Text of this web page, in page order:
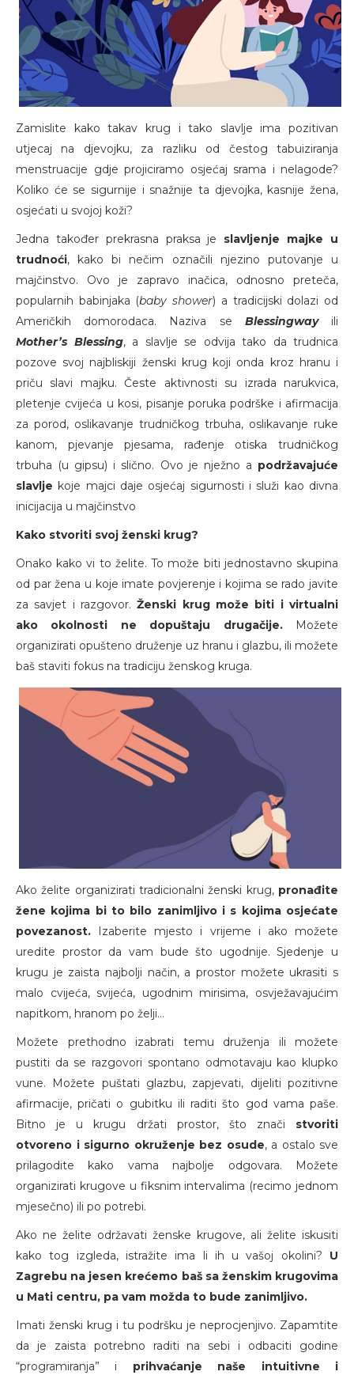
Zamislite kako takav krug i tako slavlje ima pozitivan
utjecaj na djevojku, za razliku od čestog tabuiziranja
menstruacije gdje projiciramo osjećaj srama i nelagode?
Koliko će se sigurnije i snažnije ta djevojka, kasnije žena,
osjećati u svojoj koži?
Jedna također prekrasna praksa je slavljenje majke u
trudnoći, kako bi nečim označili njezino putovanje u
majčinstvo. Ovo je zapravo inačica, odnosno preteča,
popularnih babinjaka (baby shower) a tradicijski dolazi od
Američkih domorodaca. Naziva se Blessingwayili
Mother’s Blessing, a slavlje se odvija tako da trudnica
pozove svoj najbliskiji ženski krug koji onda kroz hranu i
priču slavi majku. Česte aktivnosti su izrada narukvica,
pletenje cvijeća u kosi, pisanje poruka podrške i afirmacija
za porod, oslikavanje trudničkog trbuha, oslikavanje ruke
kanom, pjevanje pjesama, rađenje otiska trudničkog
trbuha (u gipsu) i slično. Ovo je nježno a podržavajuće
slavlje koje majci daje osjećaj sigurnosti i služi kao divna
inicijacija u majčinstvo
Kako stvoriti svoj ženski krug?
Onako kako vi to želite. To može biti jednostavno skupina
od par žena u koje imate povjerenje i kojima se rado javite
za savjet i razgovor.Ženski krug može biti i virtualni
ako okolnosti ne dopuštaju drugačije.Možete
organizirati opušteno druženje uz hranu i glazbu, ili možete
baš staviti fokus na tradiciju ženskog kruga.
Ako želite organizirati tradicionalni ženski krug, pronađite
žene kojima bi to bilo zanimljivo i s kojima osjećate
povezanost. Izaberite mjesto i vrijeme i ako možete
uredite prostor da vam bude što ugodnije. Sjedenje u
krugu je zaista najbolji način, a prostor možete ukrasiti s
malo cvijeća, svijeća, ugodnim mirisima, osvježavajućim
napitkom, hranom po želji…
Možete prethodno izabrati temu druženja ili možete
pustiti da se razgovori spontano odmotavaju kao klupko
vune. Možete puštati glazbu, zapjevati, dijeliti pozitivne
afirmacije, pričati o gubitku ili raditi što god vama paše.
Bitno je u krugu držati prostor, što znači stvoriti
otvoreno i sigurno okruženje bez osude, a ostalo sve
prilagodite kako vama najbolje odgovara. Možete
organizirati krugove u fiksnim intervalima (recimo jednom
mjesečno) ili po potrebi.
Ako ne želite održavati ženske krugove, ali želite iskusiti
kako tog izgleda, istražite ima li ih u vašoj okolini? U
Zagrebu na jesen krećemo baš sa ženskim krugovima
u Mati centru, pa vam možda to bude zanimljivo.
Imati ženski krug i tu podršku je neprocjenjivo. Zapamtite
da je zaista potrebno raditi na sebi i odbaciti godine
“programiranja” i prihvaćanje naše intuitivne i